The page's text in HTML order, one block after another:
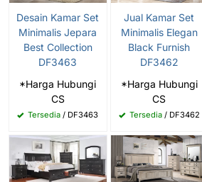
Desain Kamar Set
Minimalis Jepara
Best Collection
DF3463
*Harga Hubungi
CS
Tersedia / DF3463
Jual Kamar Set
Minimalis Elegan
Black Furnish
DF3462
*Harga Hubungi
CS
Tersedia/ DF3462